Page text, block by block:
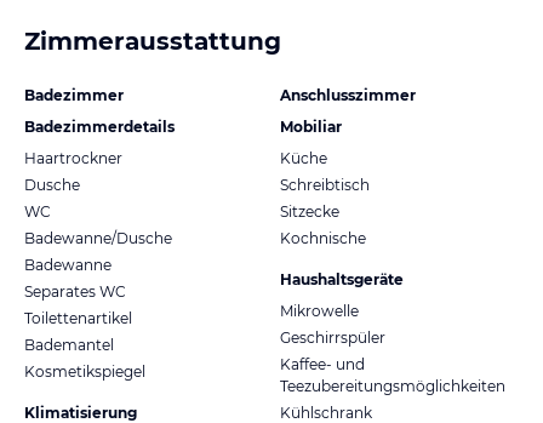
Zimmerausstattung
Badezimmer
Badezimmerdetails
Haartrockner
Dusche
WC
Badewanne/Dusche
Badewanne
Separates WC
Toilettenartikel
Bademantel
Kosmetikspiegel
Klimatisierung
Anschlusszimmer
Mobiliar
Küche
Schreibtisch
Sitzecke
Kochnische
Haushaltsgeräte
Mikrowelle
Geschirrspüler
Kaffee- und
Teezubereitungsmöglichkeiten
Kühlschrank